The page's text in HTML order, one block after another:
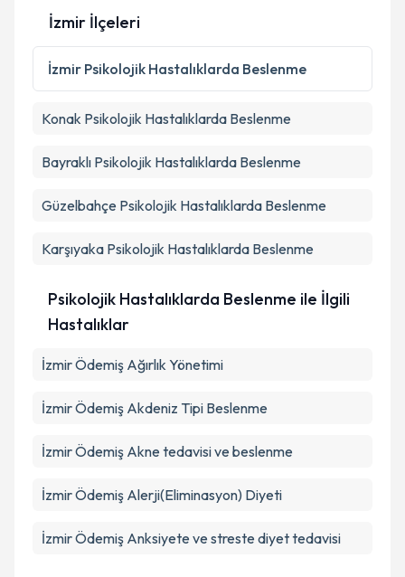
Kişisel verilerimin işlenmesine ilişkin
Metni'ni okudum ve kişisel verilerimin belirtilen
kapsamda işlenmesini kabul ediyorum.
İzmir İlçeleri
İzmir Psikolojik Hastalıklarda Beslenme
Konak Psikolojik Hastalıklarda Beslenme
Bayraklı Psikolojik Hastalıklarda Beslenme
Güzelbahçe Psikolojik Hastalıklarda Beslenme
Karşıyaka Psikolojik Hastalıklarda Beslenme
Psikolojik Hastalıklarda Beslenme ile İlgili
Hastalıklar
İzmir Ödemiş Ağırlık Yönetimi
İzmir Ödemiş Akdeniz Tipi Beslenme
İzmir Ödemiş Akne tedavisi ve beslenme
İzmir Ödemiş Alerji(Eliminasyon) Diyeti
İzmir Ödemiş Anksiyete ve streste diyet tedavisi